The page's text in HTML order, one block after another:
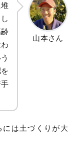
山本さん
には土づくりが大